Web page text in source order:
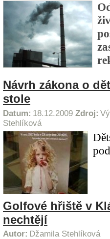
Návrh zákona o
stole
Datum: 18.12.2009 Zdroj:
Stehlíková
Golfové hřiště v
nechtějí
Autor: Džamila Stehlíková